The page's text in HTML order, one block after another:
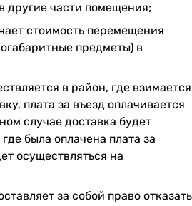
другие части помещения;
стоимость перемещения
предметы) в
в район, где взимается
плата за въезд оплачивается
случае доставка будет
была оплачена плата за
осуществляться на
за собой право отказать